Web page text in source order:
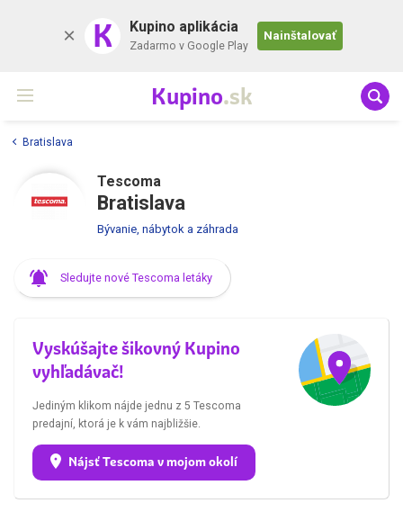
K Kupino aplikácia
Zadarmo v Google Play
Nainštalovať
Kupino.sk
Bratislava
Tescoma
Bratislava
Bývanie, nábytok a záhrada
Sledujte nové Tescoma letáky
Vyskúšajte šikovný Kupino
vyhľadávač!
Jediným klikom nájde jednu z 5 Tescoma
predajní, ktorá je k vám najbližšie.
Nájsť Tescoma v mojom okolí